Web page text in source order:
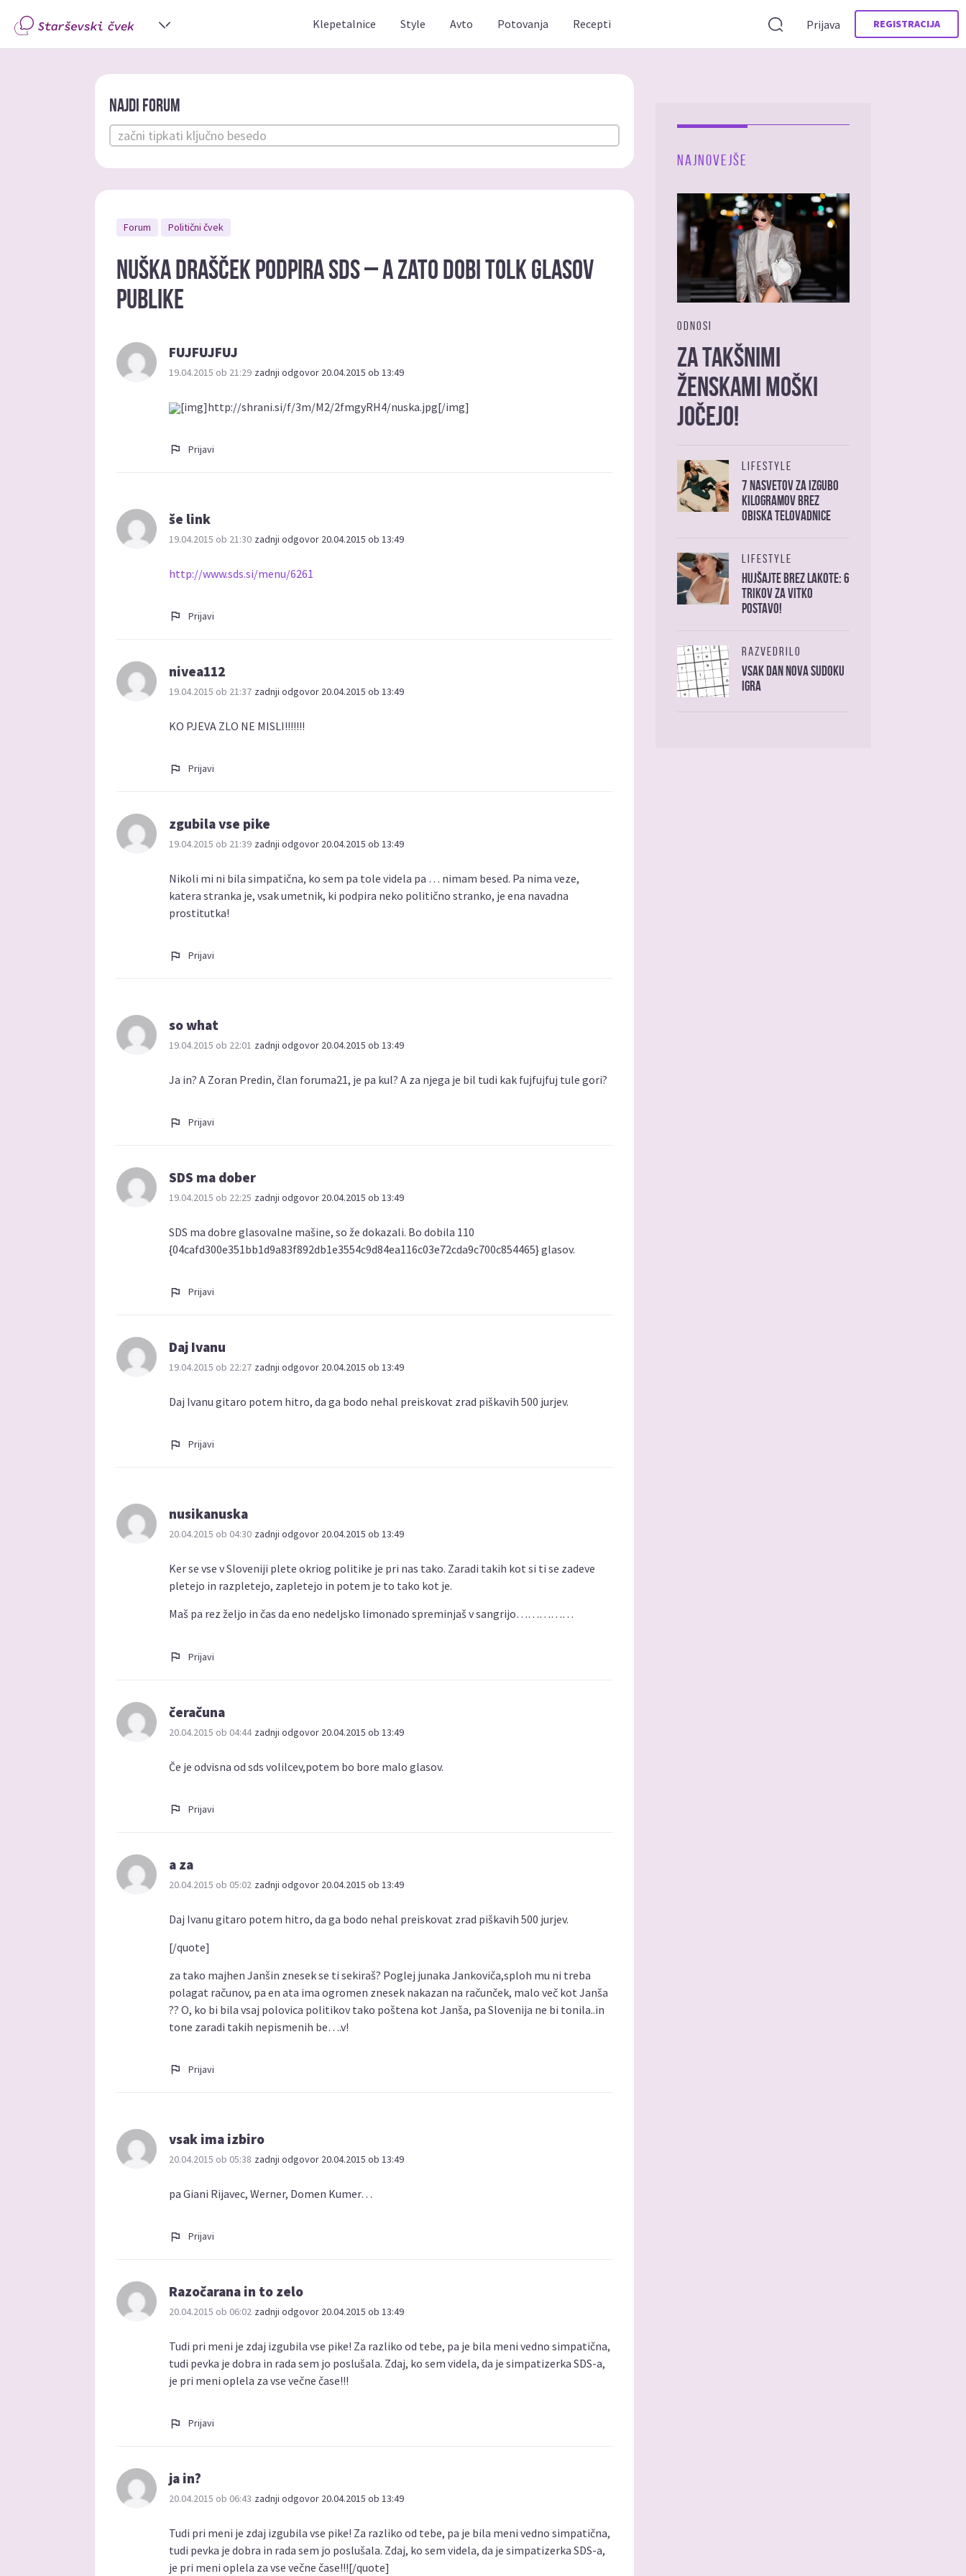
Klepetalnice Style Avto Potovanja Recepti Prijava REGISTRACIJA
Najdi forum
Forum Politični čvek
Nuška Drašček podpira SDS – a zato dobi tolk glasov
publike
FUJFUJFUJ
19.04.2015 ob 21:29 zadnji odgovor 20.04.2015 ob 13:49
[img]http://shrani.si/f/3m/M2/2fmgyRH4/nuska.jpg[/img]
Prijavi
še link
19.04.2015 ob 21:30 zadnji odgovor 20.04.2015 ob 13:49
http://www.sds.si/menu/6261
Prijavi
nivea112
19.04.2015 ob 21:37 zadnji odgovor 20.04.2015 ob 13:49
KO PJEVA ZLO NE MISLI!!!!!!!
Prijavi
zgubila vse pike
19.04.2015 ob 21:39 zadnji odgovor 20.04.2015 ob 13:49
Nikoli mi ni bila simpatična, ko sem pa tole videla pa … nimam besed. Pa nima veze,
katera stranka je, vsak umetnik, ki podpira neko politično stranko, je ena navadna
prostitutka!
Prijavi
so what
19.04.2015 ob 22:01 zadnji odgovor 20.04.2015 ob 13:49
Ja in? A Zoran Predin, član foruma21, je pa kul? A za njega je bil tudi kak fujfujfuj tule gori?
Prijavi
SDS ma dober
19.04.2015 ob 22:25 zadnji odgovor 20.04.2015 ob 13:49
SDS ma dobre glasovalne mašine, so že dokazali. Bo dobila 110
{04cafd300e351bb1d9a83f892db1e3554c9d84ea116c03e72cda9c700c854465} glasov.
Prijavi
Daj Ivanu
19.04.2015 ob 22:27 zadnji odgovor 20.04.2015 ob 13:49
Daj Ivanu gitaro potem hitro, da ga bodo nehal preiskovat zrad piškavih 500 jurjev.
Prijavi
nusikanuska
20.04.2015 ob 04:30 zadnji odgovor 20.04.2015 ob 13:49
Ker se vse v Sloveniji plete okriog politike je pri nas tako. Zaradi takih kot si ti se zadeve
pletejo in razpletejo, zapletejo in potem je to tako kot je.
Maš pa rez željo in čas da eno nedeljsko limonado spreminjaš v sangrijo……………
Prijavi
čeračuna
20.04.2015 ob 04:44 zadnji odgovor 20.04.2015 ob 13:49
Če je odvisna od sds volilcev,potem bo bore malo glasov.
Prijavi
a za
20.04.2015 ob 05:02 zadnji odgovor 20.04.2015 ob 13:49
Daj Ivanu gitaro potem hitro, da ga bodo nehal preiskovat zrad piškavih 500 jurjev.
[/quote]
za tako majhen Janšin znesek se ti sekiraš? Poglej junaka Jankoviča,sploh mu ni treba
polagat računov, pa en ata ima ogromen znesek nakazan na računček, malo več kot Janša
?? O, ko bi bila vsaj polovica politikov tako poštena kot Janša, pa Slovenija ne bi tonila..in
tone zaradi takih nepismenih be….v!
Prijavi
vsak ima izbiro
20.04.2015 ob 05:38 zadnji odgovor 20.04.2015 ob 13:49
pa Giani Rijavec, Werner, Domen Kumer…
Prijavi
Razočarana in to zelo
20.04.2015 ob 06:02 zadnji odgovor 20.04.2015 ob 13:49
Tudi pri meni je zdaj izgubila vse pike! Za razliko od tebe, pa je bila meni vedno simpatična,
tudi pevka je dobra in rada sem jo poslušala. Zdaj, ko sem videla, da je simpatizerka SDS-a,
je pri meni oplela za vse večne čase!!!
Prijavi
ja in?
20.04.2015 ob 06:43 zadnji odgovor 20.04.2015 ob 13:49
Tudi pri meni je zdaj izgubila vse pike! Za razliko od tebe, pa je bila meni vedno simpatična,
tudi pevka je dobra in rada sem jo poslušala. Zdaj, ko sem videla, da je simpatizerka SDS-a,
je pri meni oplela za vse večne čase!!![/quote]
NAJNOVEJŠE
ODNOSI
Za takšnimi
ženskami moški
jočejo!
LIFESTYLE
7 nasvetov za izgubo
kilogramov brez
obiska telovadnice
LIFESTYLE
Hujšajte brez lakote: 6
trikov za vitko
postavo!
RAZVEDRILO
Vsak dan nova sudoku
igra